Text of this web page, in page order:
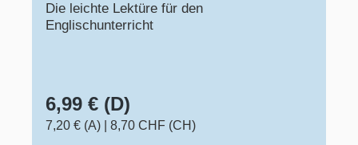
Die leichte Lektüre für den
Englischunterricht
6,99 € (D)
7,20 € (A)
8,70 CHF (CH)